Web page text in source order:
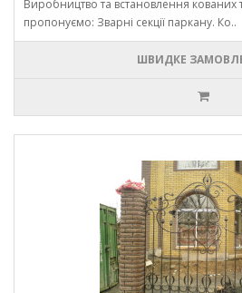
Виробництво та встановлення кованих
пропонуємо: Зварні секції паркану. Ко..
ШВИДКЕ